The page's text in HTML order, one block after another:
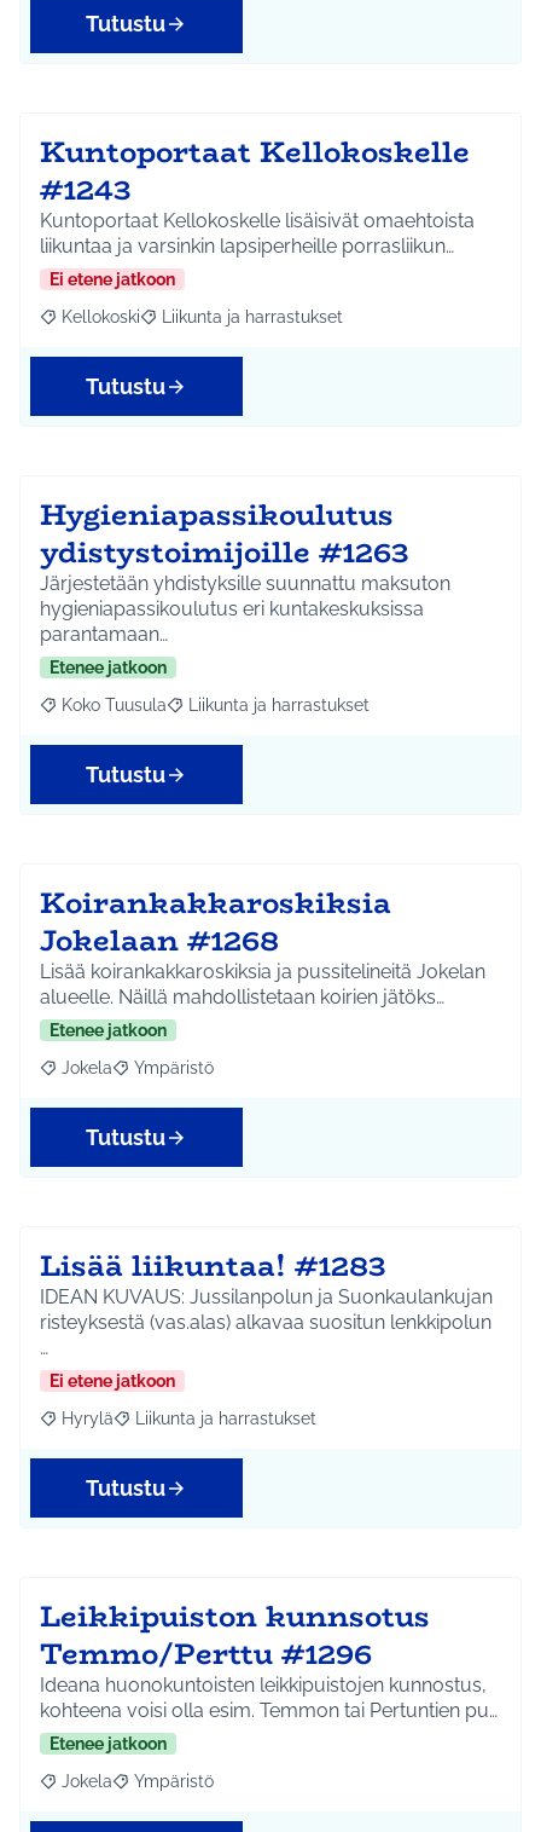
Tutustu
Kuntoportaat Kellokoskelle
#1243
Kuntoportaat Kellokoskelle lisäisivät omaehtoista
liikuntaa ja varsinkin lapsiperheille porrasliikun…
Ei etene jatkoon
Rajaa tulokset aihepiirin mukaan: Kellokoski
Kellokoski Rajaa tulokset teeman mukaan: Liikunta ja
Liikunta ja harrastukset
Tutustu
Hygieniapassikoulutus
ydistystoimijoille #1263
Järjestetään yhdistyksille suunnattu maksuton
hygieniapassikoulutus eri kuntakeskuksissa
parantamaan…
Etenee jatkoon
Rajaa tulokset aihepiirin mukaan: Koko Tuusula
Koko Tuusula Rajaa tulokset teeman mukaan: Liikunta ja
Liikunta ja harrastukset
Tutustu
Koirankakkaroskiksia
Jokelaan #1268
Lisää koirankakkaroskiksia ja pussitelineitä Jokelan
alueelle. Näillä mahdollistetaan koirien jätöks…
Etenee jatkoon
Rajaa tulokset aihepiirin mukaan: Jokela
Jokela Rajaa tulokset teeman mukaan: Ympäristö
Ympäristö
Tutustu
Lisää liikuntaa! #1283
IDEAN KUVAUS: Jussilanpolun ja Suonkaulankujan
risteyksestä (vas.alas) alkavaa suositun lenkkipolun
…
Ei etene jatkoon
Rajaa tulokset aihepiirin mukaan: Hyrylä
Hyrylä Rajaa tulokset teeman mukaan: Liikunta ja
Liikunta ja harrastukset
Tutustu
Leikkipuiston kunnsotus
Temmo/Perttu #1296
Ideana huonokuntoisten leikkipuistojen kunnostus,
kohteena voisi olla esim. Temmon tai Pertuntien pu…
Etenee jatkoon
Rajaa tulokset aihepiirin mukaan: Jokela
Jokela Rajaa tulokset teeman mukaan: Ympäristö
Ympäristö